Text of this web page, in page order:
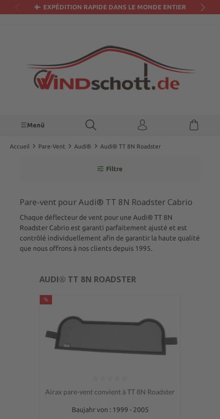
principalEXPÉDITION RAPIDE DANS LE MONDE ENTIER
Menü
Accueil Pare-Vent Audi® Audi® TT 8N Roadster
Filtre
Pare-vent pour Audi® TT 8N Roadster Cabrio
Chaque déflecteur de vent pour une Audi® TT 8N
Roadster Cabrio est garanti parfaitement ajusté et est
contrôlé individuellement afin de garantir la haute qualité
que nous offrons à nos clients depuis 1995.
AUDI® TT 8N ROADSTER
%
Note moyenne de 0 sur 5 étoiles
Airax pare-vent convient à TT 8N Roadster
Baujahr von : 1999 - 2005